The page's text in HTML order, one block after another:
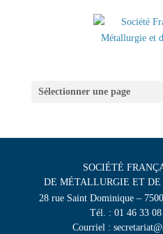
Sélectionner une page
SOCIÉTÉ
DE MÉTALLURGIE ET
28 rue Saint Dominique –
Tél. : 01 46 33
Courriel :